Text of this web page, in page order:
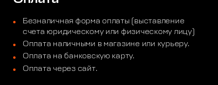
Безналичная форма оплаты (выставление
счета юридическому или физическому лицу)
Оплата наличными в магазине или курьеру.
Оплата на банковскую карту.
Оплата через сайт.